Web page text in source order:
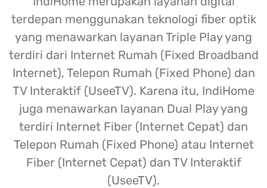
terdepan menggunakan teknologi fiber optik
yang menawarkan layanan Triple Play yang
terdiri dari Internet Rumah (Fixed Broadband
Internet), Telepon Rumah (Fixed Phone) dan
TV Interaktif (UseeTV). Karena itu, IndiHome
juga menawarkan layanan Dual Play yang
terdiri Internet Fiber (Internet Cepat) dan
Telepon Rumah (Fixed Phone) atau Internet
Fiber (Internet Cepat) dan TV Interaktif
(UseeTV).